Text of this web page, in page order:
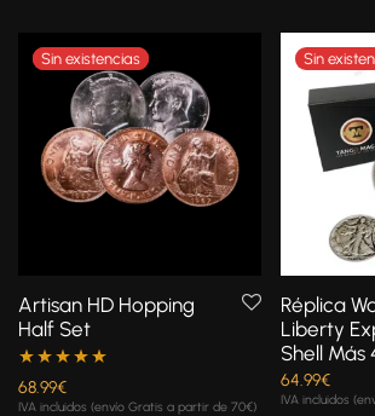
Artisan HD Hopping
Half Set
Valorado con
68.99€
IVA incluidos (envío Gratis a partir de 70€)
Réplica
Liberty
Shell Más
64.99€
IVA incluidos